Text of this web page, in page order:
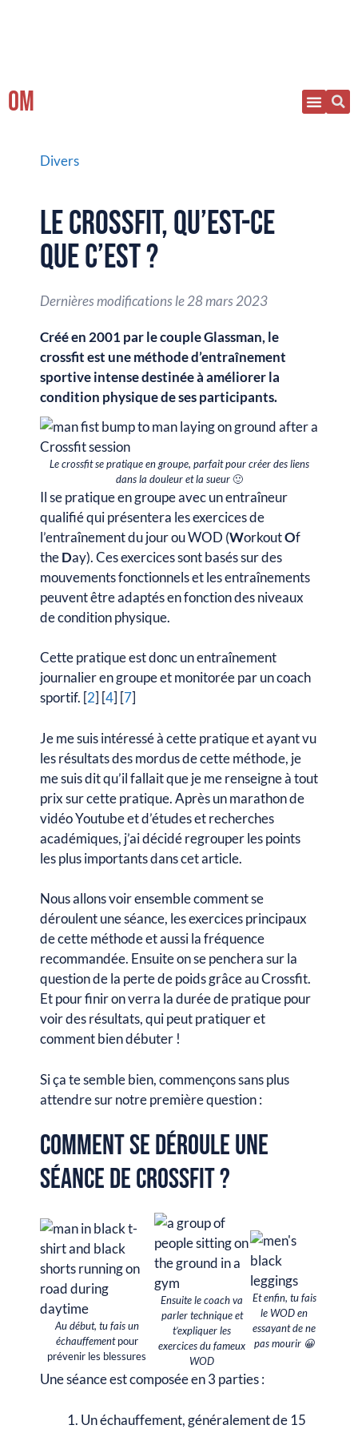
OM
Divers
LE CROSSFIT, QU’EST-CE
QUE C’EST ?
Dernières modifications le28 mars 2023
Créé en 2001 par le couple Glassman, le
crossfit est une méthode d’entraînement
sportive intense destinée à améliorer la
condition physique de ses participants.
Le crossfit se pratique en groupe, parfait pour créer des liens
dans la douleur et la sueur🙂
Il se pratique en groupe avec un entraîneur
qualifié qui présentera les exercices de
l’entraînement du jour ou WOD (WorkoutOf
theDay). Ces exercices sont basés sur des
mouvements fonctionnels et les entraînements
peuvent être adaptés en fonction des niveaux
de condition physique.
Cette pratique est donc un entraînement
journalier en groupe et monitorée par un coach
sportif. [2] [4] [7]
Je me suis intéressé à cette pratique et ayant vu
les résultats des mordus de cette méthode, je
me suis dit qu’il fallait que je me renseigne à tout
prix sur cette pratique. Après un marathon de
vidéo Youtube et d’études et recherches
académiques, j’ai décidé regrouper les points
les plus importants dans cet article.
Nous allons voir ensemble comment se
déroulent une séance, les exercices principaux
de cette méthode et aussi la fréquence
recommandée. Ensuite on se penchera sur la
question de la perte de poids grâce au Crossfit.
Et pour finir on verra la durée de pratique pour
voir des résultats, qui peut pratiquer et
comment bien débuter !
Si ça te semble bien, commençons sans plus
attendre sur notre première question :
Comment se déroule une
séance de CrossFit ?
Au début, tu fais un
échauffementpour
prévenir les blessures
Ensuite le coach va
parler technique et
t’expliquer les
exercices du fameux
WOD
Et enfin, tu fais
le WOD en
essayant de ne
pas mourir 😀
Une séance est composée en 3 parties :
Un échauffement, généralement de 15